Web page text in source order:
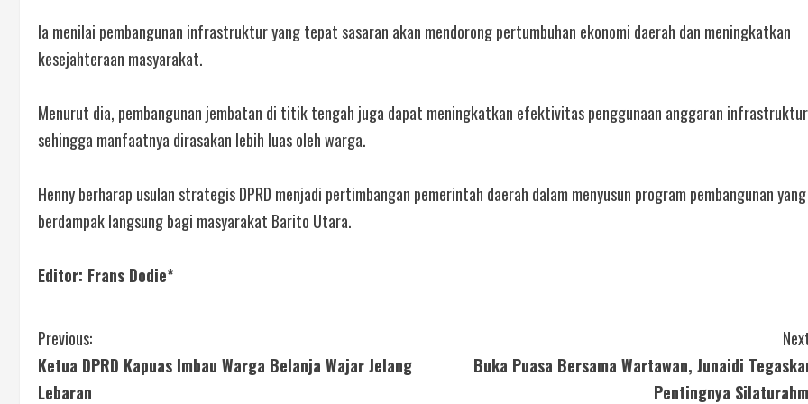
Ia menilai pembangunan infrastruktur yang tepat sasaran akan mendorong pertumbuhan ekonomi daerah dan meningkatkan
kesejahteraan masyarakat.
Menurut dia, pembangunan jembatan di titik tengah juga dapat meningkatkan efektivitas penggunaan anggaran infrastruktur
sehingga manfaatnya dirasakan lebih luas oleh warga.
Henny berharap usulan strategis DPRD menjadi pertimbangan pemerintah daerah dalam menyusun program pembangunan yang
berdampak langsung bagi masyarakat Barito Utara.
Editor: Frans Dodie*
Previous:
Ketua DPRD Kapuas Imbau Warga Belanja Wajar Jelang
Lebaran
Buka Puasa Bersama Wartawan, Junaidi
Pentingnya